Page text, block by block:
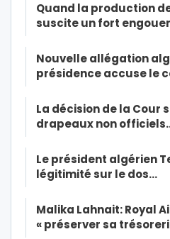
Quand la production
suscite un fort
Nouvelle allégation
présidence accuse le
La décision de la Cour
drapeaux non
Le président algérien
légitimité sur le dos…
Malika Lahnait: Royal
« préserver sa